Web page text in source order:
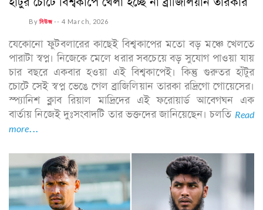
Byনিউজ -- 4 March, 2026
যেকোনো ফুটবলারের কাছেই বিশ্বকাপের মতো বড় মঞ্চে খেলতে
পারাটা স্বপ্ন। নিজেকে মেলে ধরার সবচেয়ে বড় সুযোগ পাওয়া যায়
চার বছরে একবার হওয়া এই বিশ্বকাপেই। কিন্তু গুরুতর হাঁটুর
চোটে সেই স্বপ্ন ভেঙে গেল ব্রাজিলিয়ান তারকা রদ্রিগো গোয়েসের।
স্প্যানিশ ক্লাব রিয়াল মাদ্রিদের এই ফরোয়ার্ড আবেগঘন এক
বার্তায় নিজেই দুঃসংবাদটি তার ভক্তদের জানিয়েছেন। চলতি Read
more...